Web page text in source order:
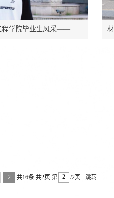
2 共16条 共2页 第 /2页 跳转